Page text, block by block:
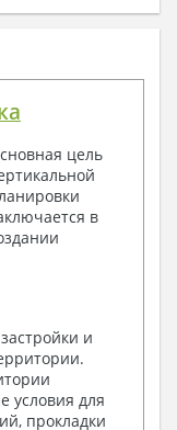
с
отделок
и
фундаментов
цель
в
и
условия для
прокладки